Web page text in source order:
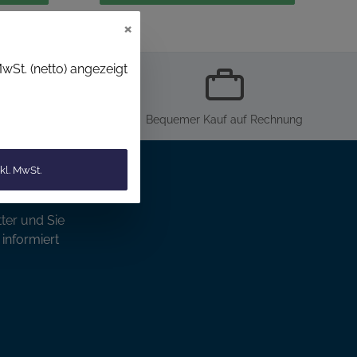
Bequemer Kauf auf Rechnung
und Sie
×
(netto) angezeigt
MwSt.